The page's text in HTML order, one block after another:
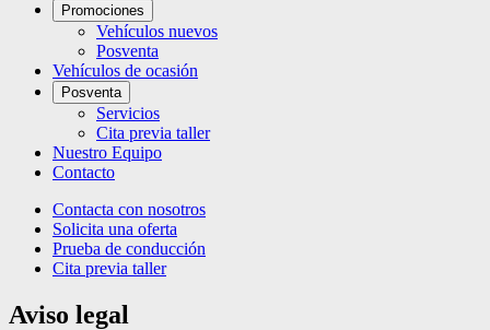
Promociones
Vehículos nuevos
Posventa
Vehículos de ocasión
Posventa
Servicios
Cita previa taller
Nuestro Equipo
Contacto
Contacta con nosotros
Solicita una oferta
Prueba de conducción
Cita previa taller
Aviso legal